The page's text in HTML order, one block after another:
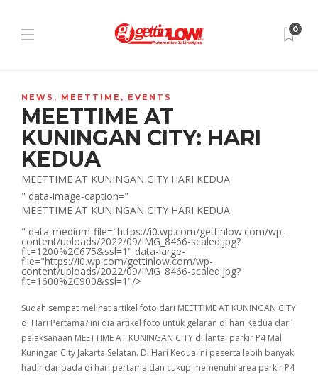
0
NEWS , MEETTIME , EVENTS
MEETTIME AT
KUNINGAN CITY: HARI
KEDUA
MEETTIME AT KUNINGAN CITY HARI KEDUA
" data-image-caption="
MEETTIME AT KUNINGAN CITY HARI KEDUA
" data-medium-file="https://i0.wp.com/gettinlow.com/wp-
content/uploads/2022/09/IMG_8466-scaled.jpg?
fit=1200%2C675&ssl=1" data-large-
file="https://i0.wp.com/gettinlow.com/wp-
content/uploads/2022/09/IMG_8466-scaled.jpg?
fit=1600%2C900&ssl=1"/>
Sudah sempat melihat artikel foto dari MEETTIME AT KUNINGAN CITY
di Hari Pertama? ini dia artikel foto untuk gelaran di hari Kedua dari
pelaksanaan MEETTIME AT KUNINGAN CITY di lantai parkir P4 Mal
Kuningan City Jakarta Selatan. Di Hari Kedua ini peserta lebih banyak
hadir daripada di hari pertama dan cukup memenuhi area parkir P4